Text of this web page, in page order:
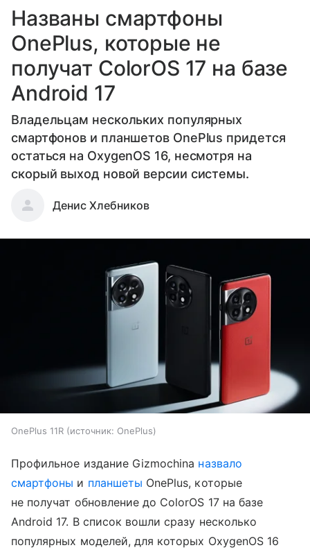
Названы смартфоны
OnePlus, которые не
получат ColorOS 17 на базе
Android 17
Владельцам нескольких популярных
смартфонов и планшетов OnePlus придется
остаться на OxygenOS 16, несмотря на
скорый выход новой версии системы.
Денис Хлебников
OnePlus 11R источник: OnePlus
Профильное издание Gizmochina назвало
смартфоны и планшеты OnePlus, которые
не получат обновление до ColorOS 17 на базе
Android 17. В список вошли сразу несколько
популярных моделей, для которых OxygenOS 16